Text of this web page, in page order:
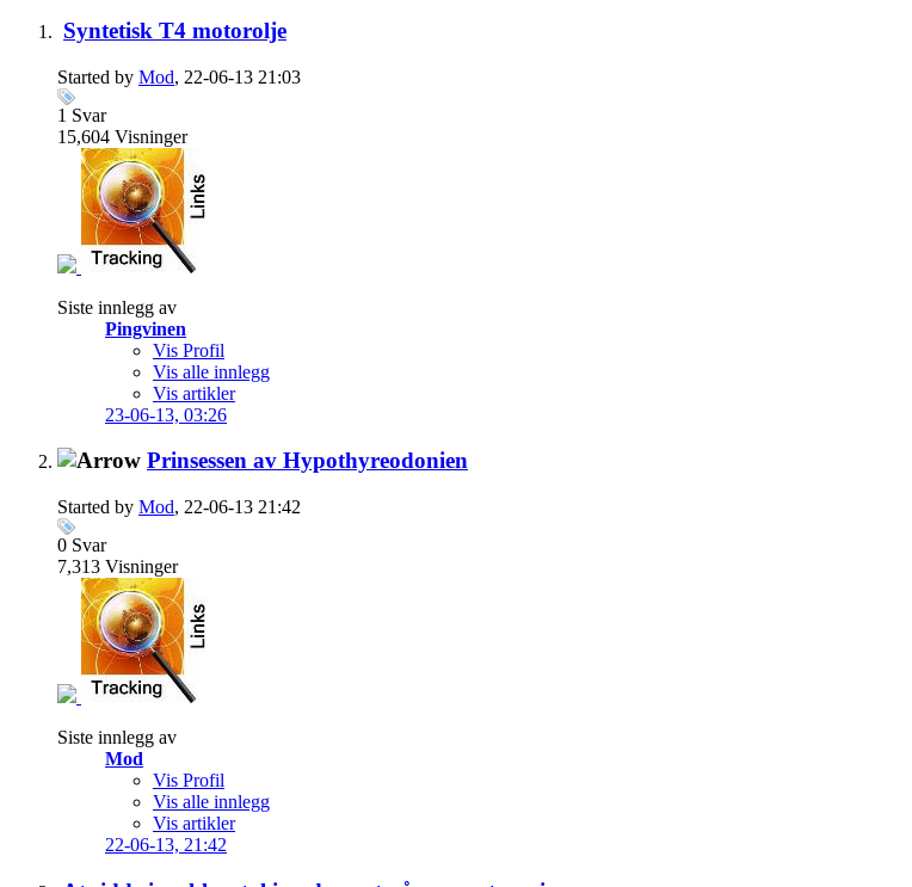
Syntetisk T4 motorolje
Started by Mod, 22-06-13 21:03
1 Svar
15,604 Visninger
Siste innlegg av
Pingvinen
Vis Profil
Vis alle innlegg
Vis artikler
23-06-13, 03:26
Prinsessen av Hypothyreodonien
Started by Mod, 22-06-13 21:42
0 Svar
7,313 Visninger
Siste innlegg av
Mod
Vis Profil
Vis alle innlegg
Vis artikler
22-06-13, 21:42